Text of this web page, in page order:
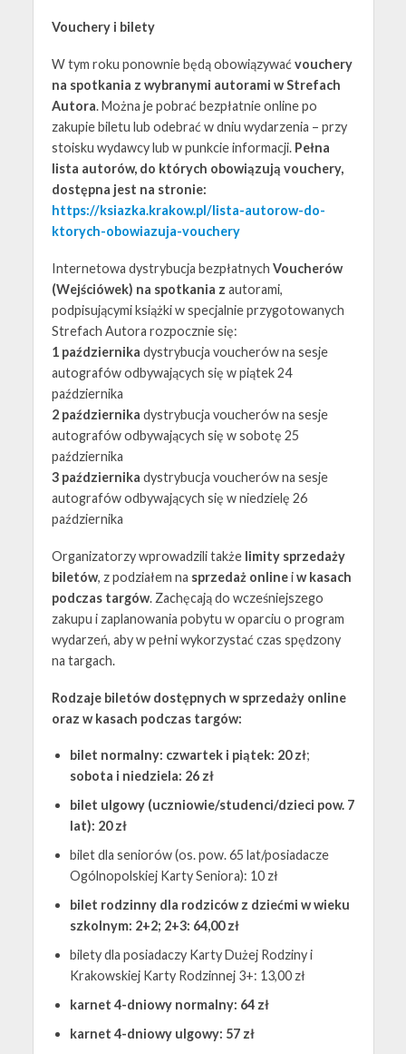
Vouchery i bilety
W tym roku ponownie będą obowiązywać vouchery
na spotkania z wybranymi autorami w Strefach
Autora. Można je pobrać bezpłatnie online po
zakupie biletu lub odebrać w dniu wydarzenia – przy
stoisku wydawcy lub w punkcie informacji. Pełna
lista autorów, do których obowiązują vouchery,
dostępna jest na stronie:
https://ksiazka.krakow.pl/lista-autorow-do-
ktorych-obowiazuja-vouchery
Internetowa dystrybucja bezpłatnych Voucherów
(Wejściówek) na spotkania z autorami,
podpisującymi książki w specjalnie przygotowanych
Strefach Autora rozpocznie się:
1 października dystrybucja voucherów na sesje
autografów odbywających się w piątek 24
października
2 października dystrybucja voucherów na sesje
autografów odbywających się w sobotę 25
października
3 października dystrybucja voucherów na sesje
autografów odbywających się w niedzielę 26
października
Organizatorzy wprowadzili także limity sprzedaży
biletów, z podziałem na sprzedaż onlineiw kasach
podczas targów. Zachęcają do wcześniejszego
zakupu i zaplanowania pobytu w oparciu o program
wydarzeń, aby w pełni wykorzystać czas spędzony
na targach.
Rodzaje biletów dostępnych w sprzedaży online
oraz w kasach podczas targów:
bilet normalny: czwartek i piątek: 20 zł;
sobota i niedziela: 26 zł
bilet ulgowy (uczniowie/studenci/dzieci pow. 7
lat): 20 zł
bilet dla seniorów (os. pow. 65 lat/posiadacze
Ogólnopolskiej Karty Seniora): 10 zł
bilet rodzinny dla rodziców z dziećmi w wieku
szkolnym: 2+2; 2+3: 64,00 zł
bilety dla posiadaczy Karty Dużej Rodziny i
Krakowskiej Karty Rodzinnej 3+: 13,00 zł
karnet 4-dniowy normalny: 64 zł
karnet 4-dniowy ulgowy: 57 zł